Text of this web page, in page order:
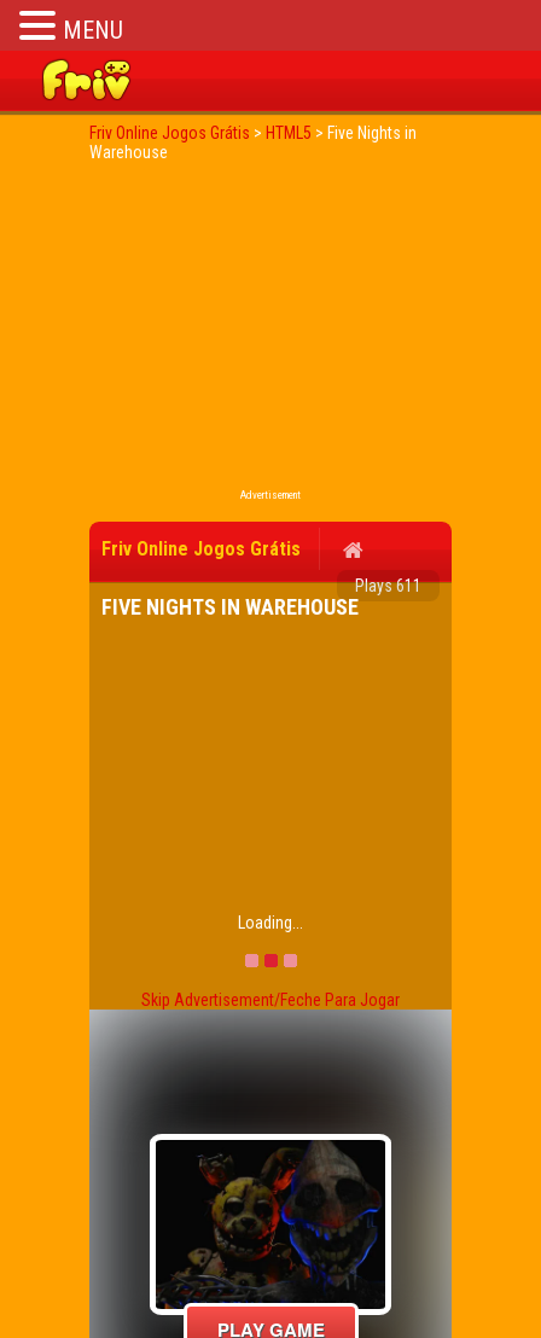
Friv Online Jogos Grátis > HTML5 > Five Nights in
Warehouse
Advertisement
Friv Online Jogos Grátis
Plays 611
FIVE NIGHTS IN WAREHOUSE
Loading...
Skip Advertisement/Feche Para Jogar
MENU